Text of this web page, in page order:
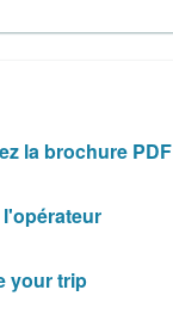
la brochure PDF
your trip